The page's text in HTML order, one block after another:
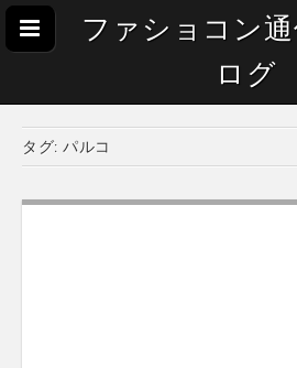
ファショコン
ログ
タグ: パルコ